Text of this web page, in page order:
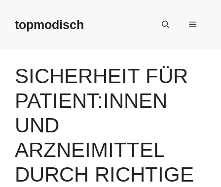
springentopmodisch Menü
SICHERHEIT FÜR
PATIENT:INNEN
UND
ARZNEIMITTEL
DURCH RICHTIGE